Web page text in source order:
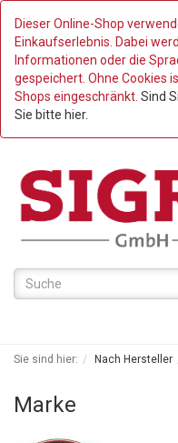
Dieser Online-Shop
Einkaufserlebnis. Dabei
Informationen oder die
gespeichert. Ohne Cookies
Shops eingeschränkt. Sind
Sie bitte hier.
Sie sind hier: Nach Hersteller
Marke